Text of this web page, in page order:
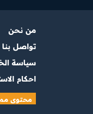
من نحن
تواصل بنا
سياسة
احكام
محتوى